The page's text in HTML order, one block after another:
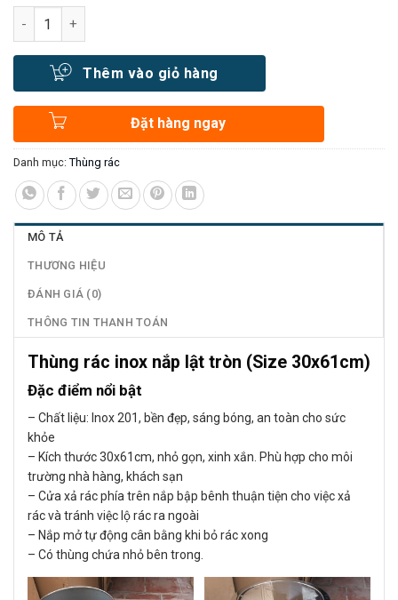
Số lượng
Thêm vào giỏ hàng
Đặt hàng ngay
Danh mục: Thùng rác
MÔ TẢ
THƯƠNG HIỆU
ĐÁNH GIÁ (0)
THÔNG TIN THANH TOÁN
Thùng rác inox nắp lật tròn (Size 30x61cm)
Đặc điểm nổi bật
– Chất liệu: Inox 201, bền đẹp, sáng bóng, an toàn cho sức
khỏe
– Kích thước 30x61cm, nhỏ gọn, xinh xắn. Phù hợp cho môi
trường nhà hàng, khách sạn
– Cửa xả rác phía trên nắp bập bênh thuận tiện cho việc xả
rác và tránh việc lộ rác ra ngoài
– Nắp mở tự động cân bằng khi bỏ rác xong
– Có thùng chứa nhỏ bên trong.